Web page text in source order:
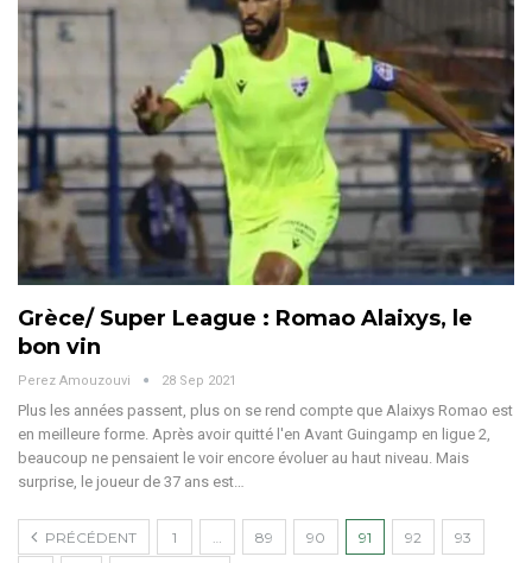
Grèce/ Super League : Romao Alaixys, le
bon vin
Perez Amouzouvi 28 Sep 2021
Plus les années passent, plus on se rend compte que Alaixys Romao est
en meilleure forme. Après avoir quitté l'en Avant Guingamp en ligue 2,
beaucoup ne pensaient le voir encore évoluer au haut niveau. Mais
surprise, le joueur de 37 ans est…
PRÉCÉDENT 1 89 90 91 92 93